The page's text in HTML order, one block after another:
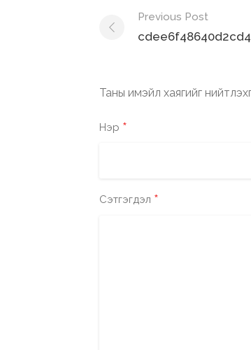
Post
navigation
Previous Post
Таны имэйл хаягийг
Нэр *
Сэтгэгдэл *